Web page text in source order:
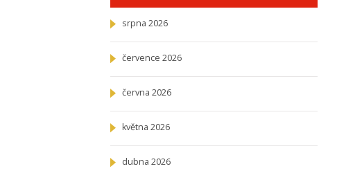
srpna 2026
července 2026
června 2026
května 2026
dubna 2026